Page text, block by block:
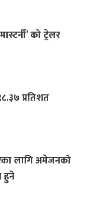
को ट्रेलर
प्रतिशत
लागि अमेजनको
हुने